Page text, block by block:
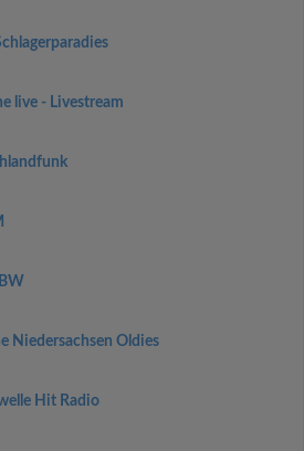
live - Livestream
Niedersachsen Oldies
Hit Radio